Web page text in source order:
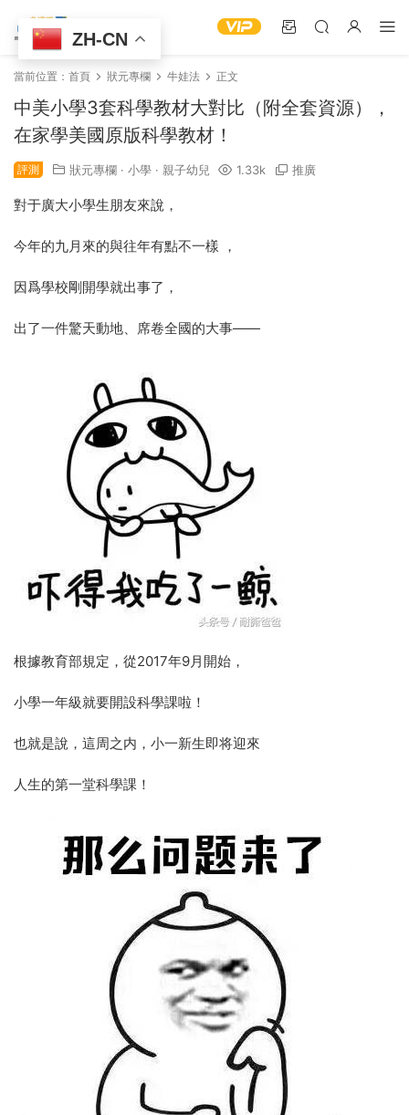
當前位置： 首頁 狀元專欄 牛娃法 正文
中美小學3套科學教材大對比（附全套資源），
在家學美國原版科學教材！
評測 狀元專欄 · 小學 · 親子幼兒 1.33k 推廣
對于廣大小學生朋友來說，
今年的九月來的與往年有點不一樣 ，
因爲學校剛開學就出事了，
出了一件驚天動地、席卷全國的大事——
根據教育部規定，從2017年9月開始，
小學一年級就要開設科學課啦！
也就是說，這周之内，小一新生即将迎來
人生的第一堂科學課！
ZH-CN